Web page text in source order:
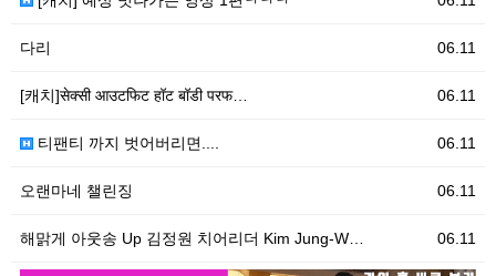
06.11
다리
06.11
[캐치]सेक्सी आउटफिट हॉट बॉडी परफ…
06.11
티팬티 까지 벗어버리면....
06.11
오랜마네 챌린징
06.11
해맑게 아웃송 Up 김정원 치어리더 Kim Jung-W…